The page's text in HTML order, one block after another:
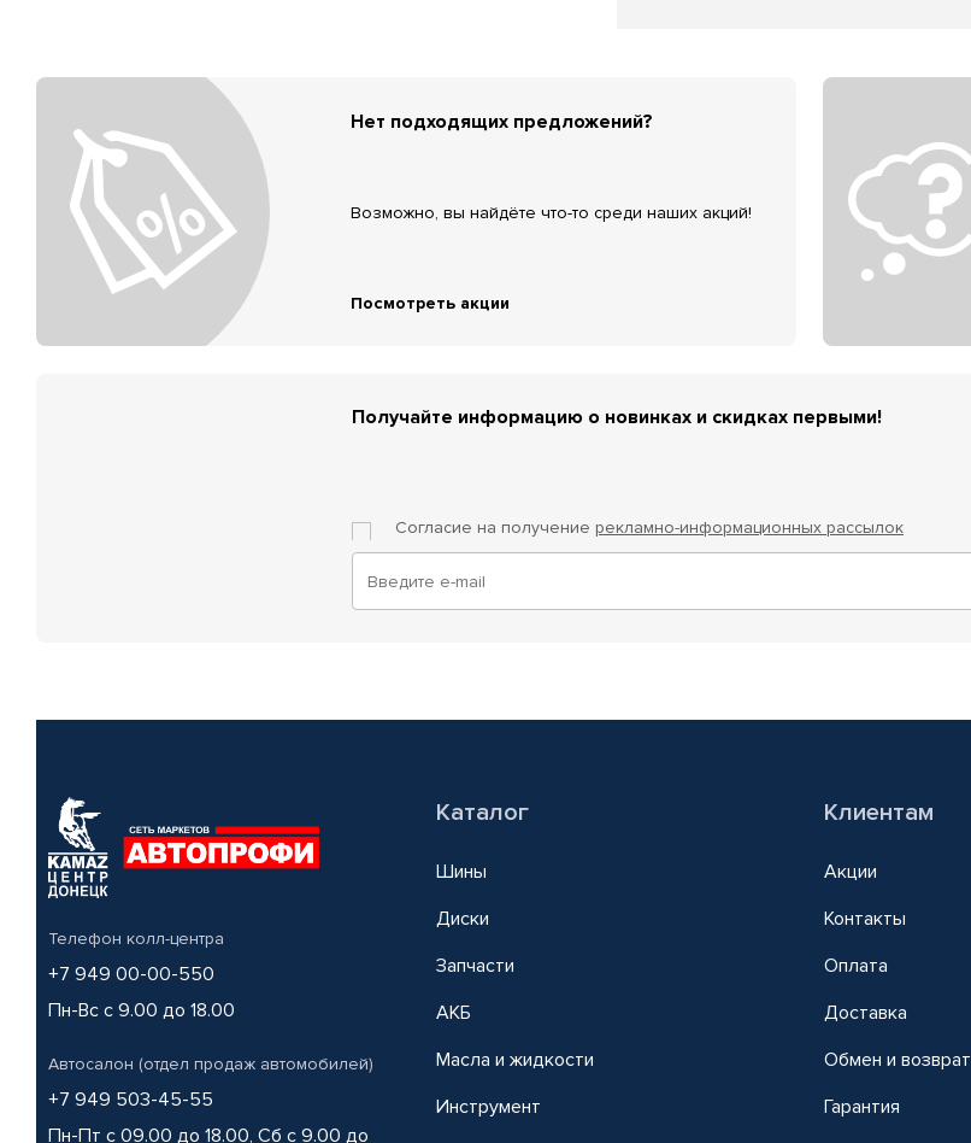
Нет подходящих предложений?
Возможно, вы найдёте что-то среди наших акций!
Посмотреть акции
Получайте информацию о новинках и скидках первыми!
Согласие на получение рекламно-информационных рассылок
Телефон колл-центра
+7 949 00-00-550
Пн-Вс с 9.00 до 18.00
Автосалон (отдел продаж автомобилей)
+7 949 503-45-55
Пн-Пт с 09.00 до 18.00, Сб с 9.00 до
Каталог
Шины
Диски
Запчасти
АКБ
Масла и жидкости
Инструмент
Клиентам
Акции
Контакты
Оплата
Доставка
Обмен и возврат
Гарантия